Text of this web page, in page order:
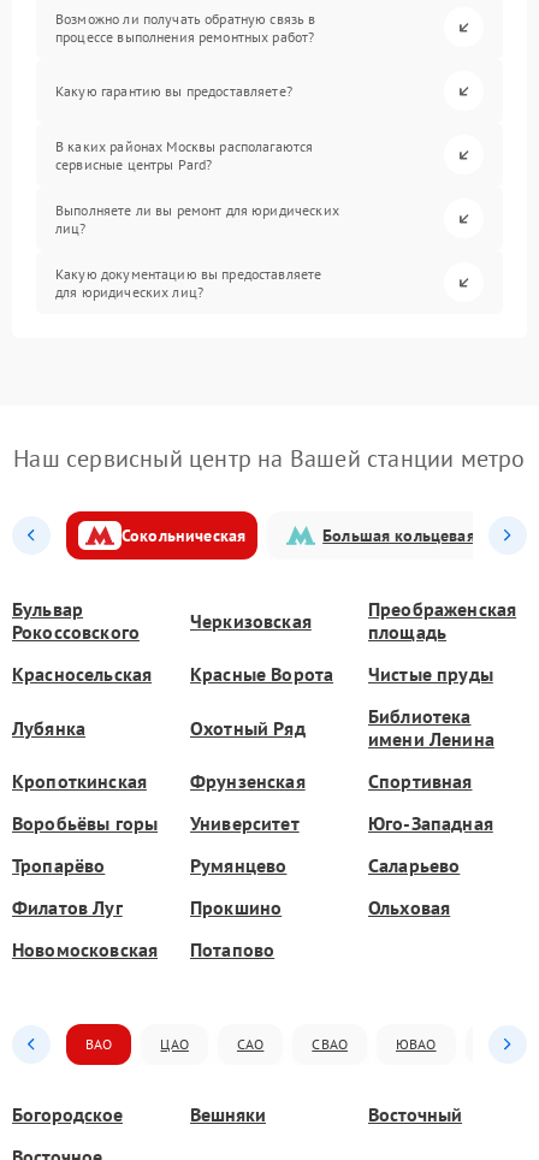
Возможно ли получать обратную связь в
процессе выполнения ремонтных работ?
Какую гарантию вы предоставляете?
В каких районах Москвы располагаются
сервисные центры Pard?
Выполняете ли вы ремонт для юридических
лиц?
Какую документацию вы предоставляете
для юридических лиц?
Наш сервисный центр на Вашей станции метро
Сокольническая Большая кольцевая
Бульвар
Рокоссовского
Черкизовская
Преображенская
площадь
Красносельская
Красные Ворота Чистые пруды
Лубянка Охотный Ряд
Библиотека
имени Ленина
Кропоткинская
Фрунзенская
Спортивная
Воробьёвы горы
Университет
Юго-Западная
Тропарёво
Румянцево
Саларьево
Филатов Луг
Прокшино
Ольховая
Новомосковская
Потапово
ВАО ЦАО САО СВАО ЮВАО ЮАО
Богородское Вешняки
Восточный